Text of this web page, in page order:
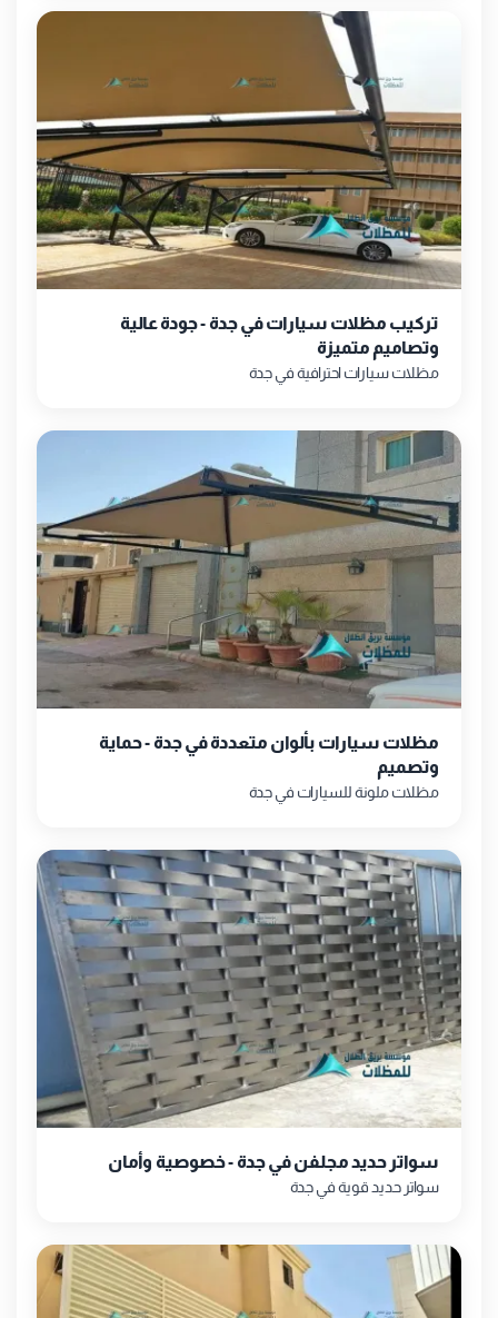
تركيب مظلات سيارات في جدة - جودة عالية
وتصاميم متميزة
مظلات سيارات احترافية في جدة
مظلات سيارات بألوان متعددة في جدة - حماية
وتصميم
مظلات ملونة للسيارات في جدة
سواتر حديد مجلفن في جدة - خصوصية وأمان
سواتر حديد قوية في جدة